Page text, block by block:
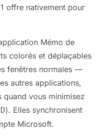
offre nativement pour
Mémo de
colorés et déplaçables
fenêtres normales —
autres applications,
quand vous minimisez
). Elles synchronisent
Microsoft.